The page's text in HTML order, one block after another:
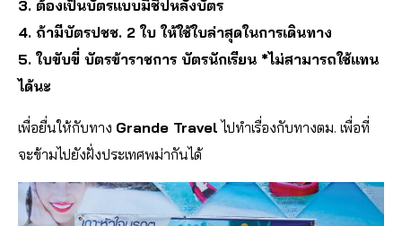
3. ต้องเป็นบัตรแบบมีชิปหลังบัตร
4. ถ้ามีบัตรปชช. 2 ใบ ให้ใช้ใบล่าสุดในการเดินทาง
5. ใบขับขี่ บัตรข้าราชการ บัตรนักเรียน *ไม่สามารถใช้แทน
ได้นะ
เพื่อยื่นให้กับทาง Grande Travel ไปทำเรื่องกับทางตม. เพื่อที่
จะข้ามไปยังฝั่งประเทศพม่ากันได้